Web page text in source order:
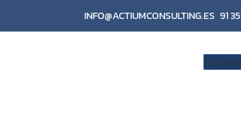
INFO@ACTIUMCONSULTING.ES 91